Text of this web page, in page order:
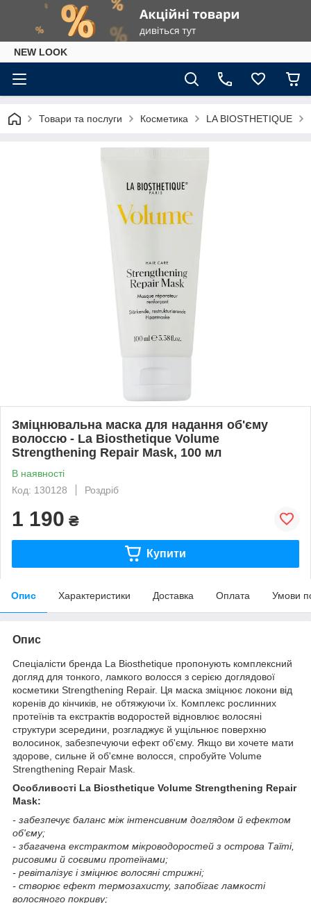
NEW LOOK
Товари та послуги Косметика LA BIOSTHETIQUE
Зміцнювальна маска для надання об'єму
волоссю - La Biosthetique Volume
Strengthening Repair Mask, 100 мл
В наявності
Код: 130128
Роздріб
1 190 ₴
Купити
Опис Характеристики Доставка Оплата Умови
Опис
Спеціалісти бренда La Biosthetique пропонують комплексний
догляд для тонкого, ламкого волосся з серією доглядової
косметики Strengthening Repair. Ця маска зміцнює локони від
коренів до кінчиків, не обтяжуючи їх. Комплекс рослинних
протеїнів та екстрактів водоростей відновлює волосяні
структури зсередини, розгладжує й ущільнює поверхню
волосинок, забезпечуючи ефект об'єму. Якщо ви хочете мати
здорове, сильне й об'ємне волосся, спробуйте Volume
Strengthening Repair Mask.
Особливості La Biosthetique Volume Strengthening Repair
Mask:
- забезпечує баланс між інтенсивним доглядом й ефектом
об'єму;
- збагачена екстрактом мікроводоростей з острова Таїті,
рисовими й соєвими протеїнами;
- ревіталізує і зміцнює волосяні стрижні;
- створює ефект термозахисту, запобігає ламкості
волосяного покриву;